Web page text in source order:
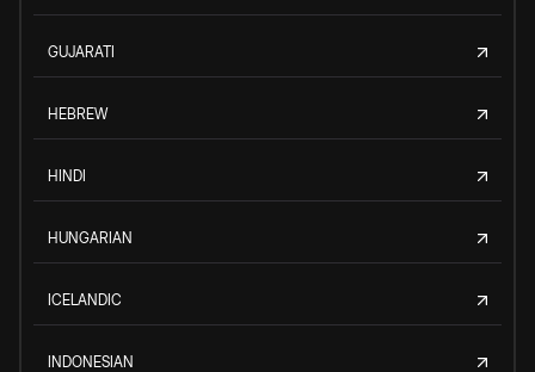
GUJARATI
HEBREW
HINDI
HUNGARIAN
ICELANDIC
INDONESIAN